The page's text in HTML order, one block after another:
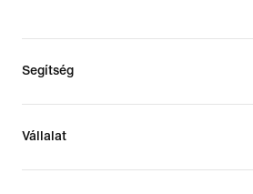
Segítség
Vállalat